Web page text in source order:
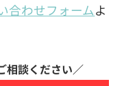
合わせフォームよ